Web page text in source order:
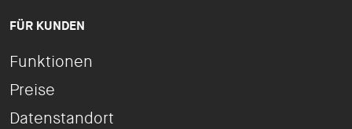
FÜR KUNDEN
Funktionen
Preise
Datenstandort